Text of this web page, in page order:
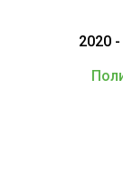
2020